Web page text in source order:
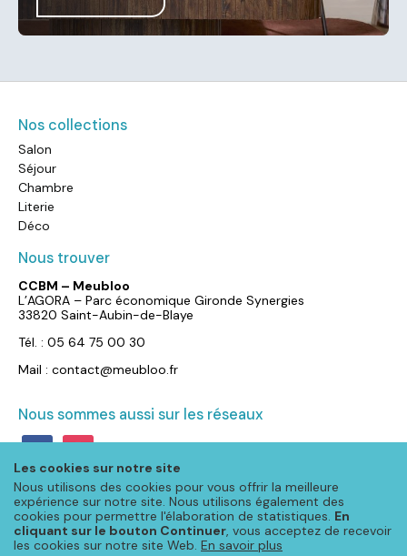
Les cookies sur notre site
Nous utilisons des cookies pour vous offrir la meilleure
expérience sur notre site. Nous utilisons également des
cookies pour permettre l'élaboration de statistiques. En
cliquant sur le bouton Continuer, vous acceptez de recevoir
les cookies sur notre site Web. En savoir plus
Nos collections
Salon
Séjour
Chambre
Literie
Déco
Nous trouver
CCBM – Meubloo
L’AGORA – Parc économique Gironde Synergies
33820 Saint-Aubin-de-Blaye
Tél. : 05 64 75 00 30
Mail : contact@meubloo.fr
Nous sommes aussi sur les réseaux
facebookinstagram